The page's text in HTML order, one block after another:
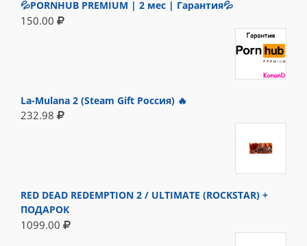
💦PORNHUB PREMIUM | 2 мес | Гарантия💦
150.00
La-Mulana 2 (Steam Gift Россия) 🔥
232.98
RED DEAD REDEMPTION 2 / ULTIMATE (ROCKSTAR) +
ПОДАРОК
1099.00